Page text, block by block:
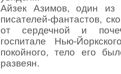
Айзек Азимов, один
писателей-фантастов,
от сердечной и
госпитале Нью-
покойного, тело его
развеян.